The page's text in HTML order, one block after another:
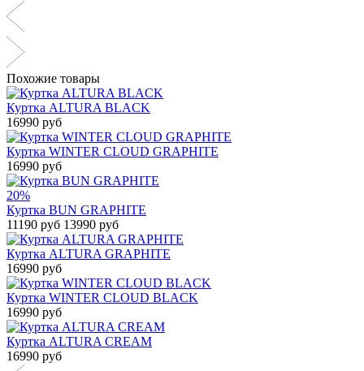
Похожие товары
Куртка ALTURA BLACK
16990 руб
Куртка WINTER CLOUD GRAPHITE
16990 руб
20%
Куртка BUN GRAPHITE
11190 руб 13990 руб
Куртка ALTURA GRAPHITE
16990 руб
Куртка WINTER CLOUD BLACK
16990 руб
Куртка ALTURA CREAM
16990 руб